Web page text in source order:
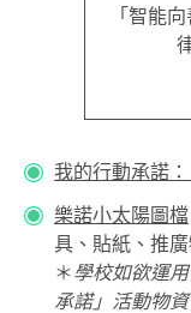
「智能
我的行動承諾
樂諾小太陽圖檔
具、貼紙、推廣
＊學校如欲運
承諾」活動物